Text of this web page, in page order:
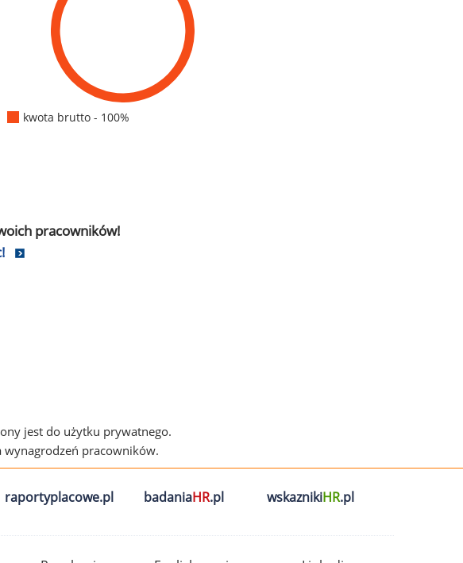
kwota brutto - 100%
pracowników!
jest do użytku prywatnego.
pracowników.
raportyplacowe.pl badaniaHR.pl wskaznikiHR.pl